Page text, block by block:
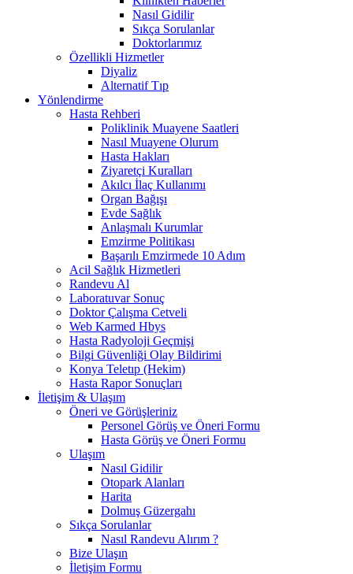
Nasıl Gidilir
Sıkça Sorulanlar
Doktorlarımız
Özellikli Hizmetler
Diyaliz
Alternatif Tıp
Yönlendirme
Hasta Rehberi
Poliklinik Muayene Saatleri
Nasıl Muayene Olurum
Hasta Hakları
Ziyaretçi Kuralları
Akılcı İlaç Kullanımı
Organ Bağışı
Evde Sağlık
Anlaşmalı Kurumlar
Emzirme Politikası
Başarılı Emzirmede 10 Adım
Acil Sağlık Hizmetleri
Randevu Al
Laboratuvar Sonuç
Doktor Çalışma Cetveli
Web Karmed Hbys
Hasta Radyoloji Geçmişi
Bilgi Güvenliği Olay Bildirimi
Konya Teletıp (Hekim)
Hasta Rapor Sonuçları
İletişim & Ulaşım
Öneri ve Görüşleriniz
Personel Görüş ve Öneri Formu
Hasta Görüş ve Öneri Formu
Ulaşım
Nasıl Gidilir
Otopark Alanları
Harita
Dolmuş Güzergahı
Sıkça Sorulanlar
Nasıl Randevu Alırım ?
Bize Ulaşın
İletişim Formu